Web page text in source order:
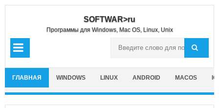
SOFTWAR>ru
Программы для Windows, Mac OS, Linux, Unix
ГЛАВНАЯ WINDOWS LINUX ANDROID MACOS